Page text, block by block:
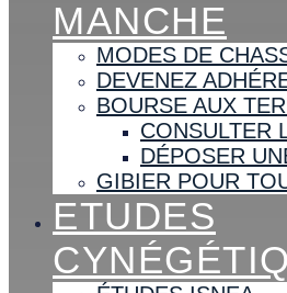
MANCHE
MODES DE
DEVENEZ
BOURSE AUX
CONSULTER
DÉPOSER
GIBIER POUR
ETUDES